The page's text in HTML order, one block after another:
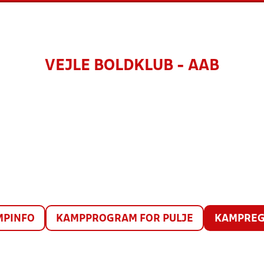
VEJLE BOLDKLUB - AAB
KAMPPROGRAM FOR PULJE